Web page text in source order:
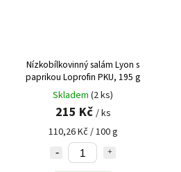
Nízkobílkovinný salám Lyon s
paprikou Loprofin PKU, 195 g
Skladem (2 ks)
215 Kč / ks
110,26 Kč / 100 g